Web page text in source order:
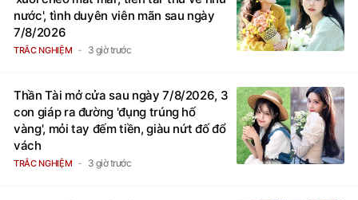
nước', tình duyên viên mãn sau ngày
7/8/2026
TRẮC NGHIỆM 3 giờ trước
Thần Tài mở cửa sau ngày 7/8/2026, 3
con giáp ra đường 'đụng trúng hố
vàng', mỏi tay đếm tiền, giàu nứt đố đổ
vách
TRẮC NGHIỆM 3 giờ trước